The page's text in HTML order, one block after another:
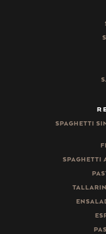
SPAGHETTI
SPAGHETTI